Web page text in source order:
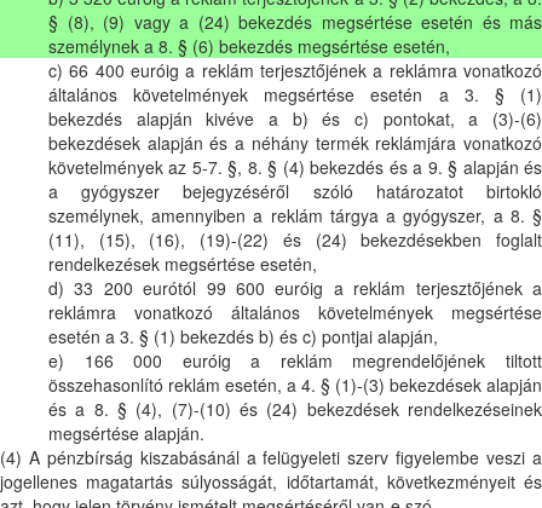
§ (8), (9) vagy a (24) bekezdés megsértése esetén és más
személynek a 8. § (6) bekezdés megsértése esetén,
c) 66 400 euróig a reklám terjesztőjének a reklámra vonatkozó
általános követelmények megsértése esetén a 3. § (1)
bekezdés alapján kivéve a b) és c) pontokat, a (3)-(6)
bekezdések alapján és a néhány termék reklámjára vonatkozó
követelmények az 5-7. §, 8. § (4) bekezdés és a 9. § alapján és
a gyógyszer bejegyzéséről szóló határozatot birtokló
személynek, amennyiben a reklám tárgya a gyógyszer, a 8. §
(11), (15), (16), (19)-(22) és (24) bekezdésekben foglalt
rendelkezések megsértése esetén,
d) 33 200 eurótól 99 600 euróig a reklám terjesztőjének a
reklámra vonatkozó általános követelmények megsértése
esetén a 3. § (1) bekezdés b) és c) pontjai alapján,
e) 166 000 euróig a reklám megrendelőjének tiltott
összehasonlító reklám esetén, a 4. § (1)-(3) bekezdések alapján
és a 8. § (4), (7)-(10) és (24) bekezdések rendelkezéseinek
megsértése alapján.
(4) A pénzbírság kiszabásánál a felügyeleti szerv figyelembe veszi a
jogellenes magatartás súlyosságát, időtartamát, következményeit és